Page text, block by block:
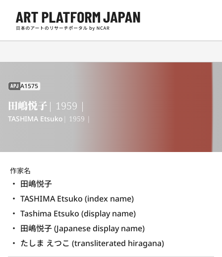
APJ A1575
田嶋悦子 | 1959 |
TASHIMA Etsuko | 1959 |
作家名
田嶋悦子
TASHIMA Etsuko (index name)
Tashima Etsuko (display name)
田嶋悦子 (Japanese display name)
たしま えつこ (transliterated hiragana)